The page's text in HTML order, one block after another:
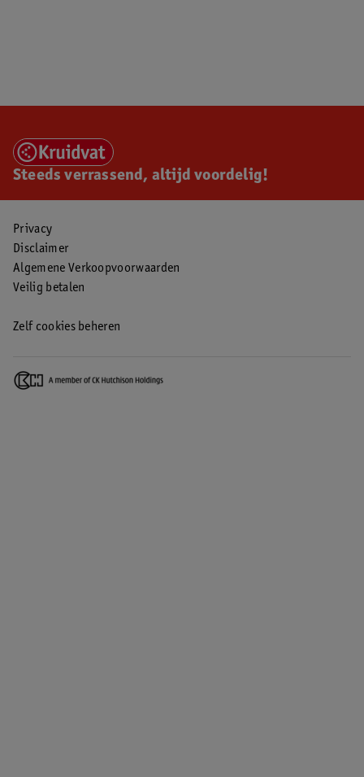
Steeds verrassend, altijd voordelig!
Privacy
Disclaimer
Algemene Verkoopvoorwaarden
Veilig betalen
Zelf cookies beheren